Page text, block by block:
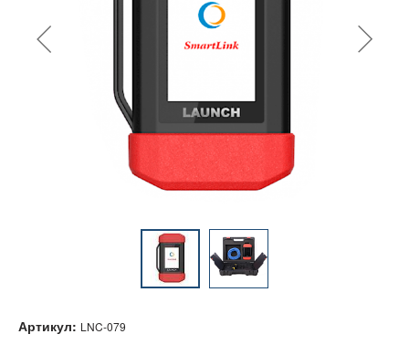
Артикул: LNC-079